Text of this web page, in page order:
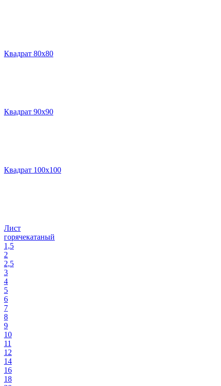
Квадрат 80х80
Квадрат 90х90
Квадрат 100х100
Лист
горячекатаный
1,5
2
2,5
3
4
5
6
7
8
9
10
11
12
14
16
18